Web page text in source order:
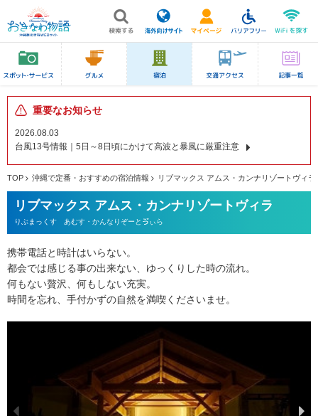
重要なお知らせ
2026.08.03
台風13号情報｜5日～8日頃にかけて高波と暴風に厳重注意
TOP 沖縄で定番・おすすめの宿泊情報 リブマックス アムス・カンナリゾートヴィラ
リブマックス アムス・カンナリゾートヴィラ
りぶまっくす あむす・かんなりぞーとゔぃら
携帯電話と時計はいらない。
都会では感じる事の出来ない、ゆっくりした時の流れ。
何もない贅沢、何もしない充実。
時間を忘れ、手付かずの自然を満喫くださいませ。